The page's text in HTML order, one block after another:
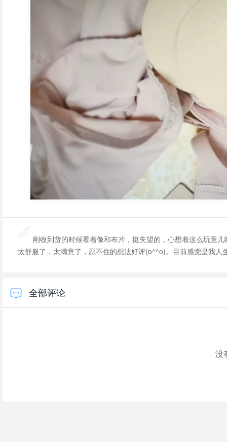
刚收到货的时候看着像和布片，挺失望的，心想着这么玩意
太舒服了，太满意了，忍不住的想法好评(o^^o)。目前感觉是我人
全部评论
没